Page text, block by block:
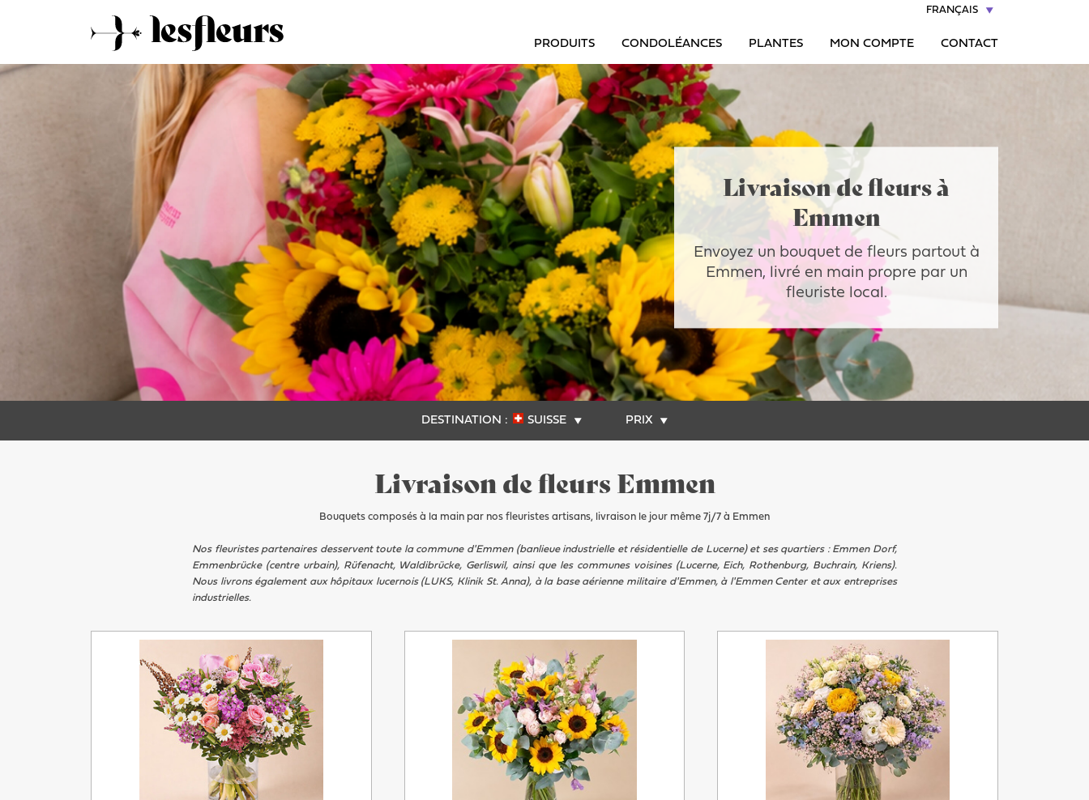
FRANÇAIS
PRODUITS CONDOLÉANCES PLANTES MON COMPTE CONTACT
Livraison de fleurs à
Emmen
Envoyez un bouquet de fleurs partout à
Emmen, livré en main propre par un
fleuriste local.
DESTINATION : SUISSE PRIX
Livraison de fleurs Emmen
Bouquets composés à la main par nos fleuristes artisans, livraison le jour même 7j/7 à Emmen
Nos fleuristes partenaires desservent toute la commune d'Emmen (banlieue industrielle et résidentielle de Lucerne) et ses quartiers : Emmen Dorf,
Emmenbrücke (centre urbain), Rüfenacht, Waldibrücke, Gerliswil, ainsi que les communes voisines (Lucerne, Eich, Rothenburg, Buchrain, Kriens).
Nous livrons également aux hôpitaux lucernois (LUKS, Klinik St. Anna), à la base aérienne militaire d'Emmen, à l'Emmen Center et aux entreprises
industrielles.
11:32am on 11 July 2026